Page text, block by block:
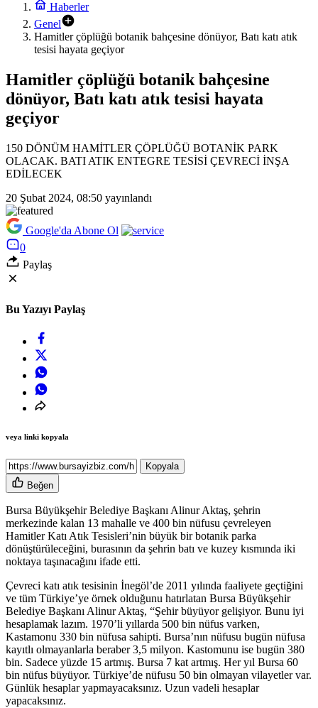
Haberler
Genel
Hamitler çöplüğü botanik bahçesine dönüyor, Batı katı atık
tesisi hayata geçiyor
Hamitler çöplüğü botanik bahçesine
dönüyor, Batı katı atık tesisi hayata
geçiyor
150 DÖNÜM HAMİTLER ÇÖPLÜĞÜ BOTANİK PARK
OLACAK. BATI ATIK ENTEGRE TESİSİ ÇEVRECİ İNŞA
EDİLECEK
20 Şubat 2024, 08:50 yayınlandı
Google'da Abone Ol
0
Paylaş
Bu Yazıyı Paylaş
veya linki kopyala
Kopyala
Beğen
Bursa Büyükşehir Belediye Başkanı Alinur Aktaş, şehrin
merkezinde kalan 13 mahalle ve 400 bin nüfusu çevreleyen
Hamitler Katı Atık Tesisleri’nin büyük bir botanik parka
dönüştürüleceğini, burasının da şehrin batı ve kuzey kısmında iki
noktaya taşınacağını ifade etti.
Çevreci katı atık tesisinin İnegöl’de 2011 yılında faaliyete geçtiğini
ve tüm Türkiye’ye örnek olduğunu hatırlatan Bursa Büyükşehir
Belediye Başkanı Alinur Aktaş, “Şehir büyüyor gelişiyor. Bunu iyi
hesaplamak lazım. 1970’li yıllarda 500 bin nüfus varken,
Kastamonu 330 bin nüfusa sahipti. Bursa’nın nüfusu bugün nüfusa
kayıtlı olmayanlarla beraber 3,5 milyon. Kastomunu ise bugün 380
bin. Sadece yüzde 15 artmış. Bursa 7 kat artmış. Her yıl Bursa 60
bin nüfus büyüyor. Türkiye’de nüfusu 50 bin olmayan vilayetler var.
Günlük hesaplar yapmayacaksınız. Uzun vadeli hesaplar
yapacaksınız.